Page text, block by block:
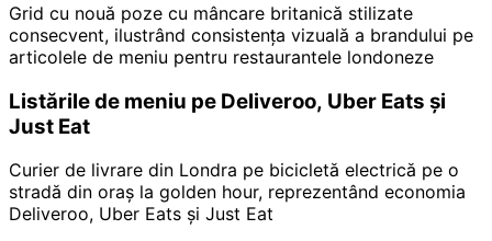
Grid cu nouă poze cu mâncare britanică stilizate
consecvent, ilustrând consistența vizuală a brandului pe
articolele de meniu pentru restaurantele londoneze
Listările de meniu pe Deliveroo, Uber Eats și
Just Eat
Curier de livrare din Londra pe bicicletă electrică pe o
stradă din oraș la golden hour, reprezentând economia
Deliveroo, Uber Eats și Just Eat